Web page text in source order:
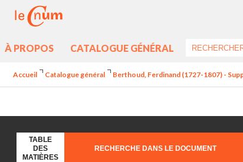
À PROPOS CATALOGUE GÉNÉRAL
Accueil Catalogue général Berthoud, Ferdinand (1727-1807) -
TABLE
DES
MATIÈRES
RECHERCHE DANS LE DOCUMENT